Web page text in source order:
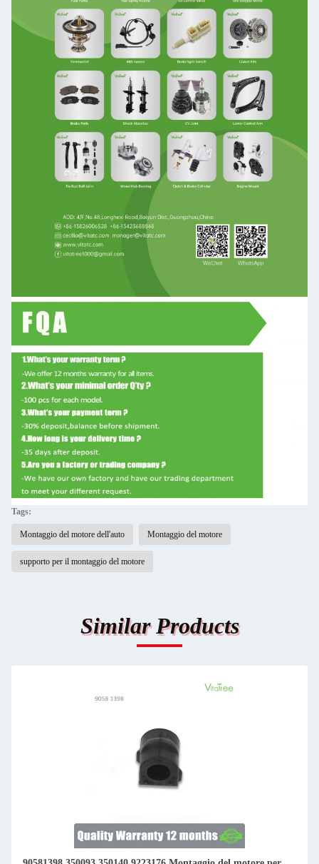
Tags:
Montaggio del motore dell'auto Montaggio del motore
supporto per il montaggio del motore
Similar Products